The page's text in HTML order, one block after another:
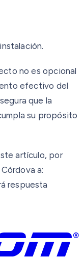
no es opcional
efectivo del
que la
su propósito
artículo, por
a:
respuesta